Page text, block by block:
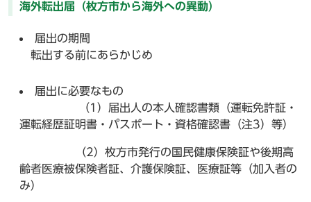
海外転出届（枚方市から海外への異動）
届出の期間
転出する前にあらかじめ
届出に必要なもの
（1）届出人の本人確認書類（運転免許証・
運転経歴証明書・パスポート・資格確認書（注3）等）
（2）枚方市発行の国民健康保険証や後期高
齢者医療被保険者証、介護保険証、医療証等（加入者の
み）